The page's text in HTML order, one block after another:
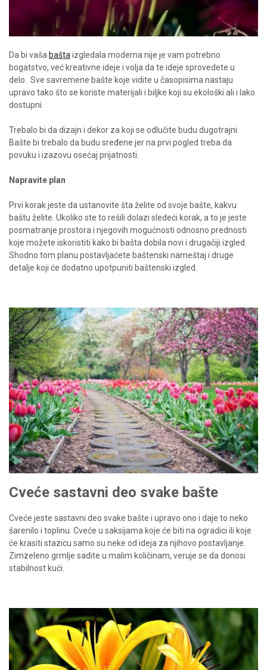
Da bi vaša bašta izgledala moderna nije je vam potrebno
bogatstvo, već kreativne ideje i volja da te ideje sprovedete u
delo.
Sve savremene bašte koje vidite u časopisima nastaju
upravo tako što se koriste materijali i biljke koji su ekološki ali i lako
dostupni.
Trebalo bi da dizajn i dekor za koji se odlučite budu dugotrajni.
Bašte bi trebalo da budu sređene jer na prvi pogled treba da
povuku i izazovu osećaj prijatnosti.
Napravite plan
Prvi korak jeste da ustanovite šta želite od svoje bašte, kakvu
baštu želite. Ukoliko ste to rešili dolazi sledeći korak, a to je jeste
posmatranje prostora i njegovih mogućnosti odnosno prednosti
koje možete iskoristiti kako bi bašta dobila novi i drugačiji izgled.
Shodno tom planu postavljaćete baštenski nameštaj i druge
detalje koji će dodatno upotpuniti baštenski izgled.
Cveće sastavni deo svake bašte
Cveće jeste sastavni deo svake bašte i upravo ono i daje to neko
šarenilo i toplinu. Cveće u saksijama koje će biti na ogradici ili koje
će krasiti stazicu samo su neke od ideja za njihovo postavljanje.
Zimzeleno grmlje sadite u malim količinam, veruje se da donosi
stabilnost kući.